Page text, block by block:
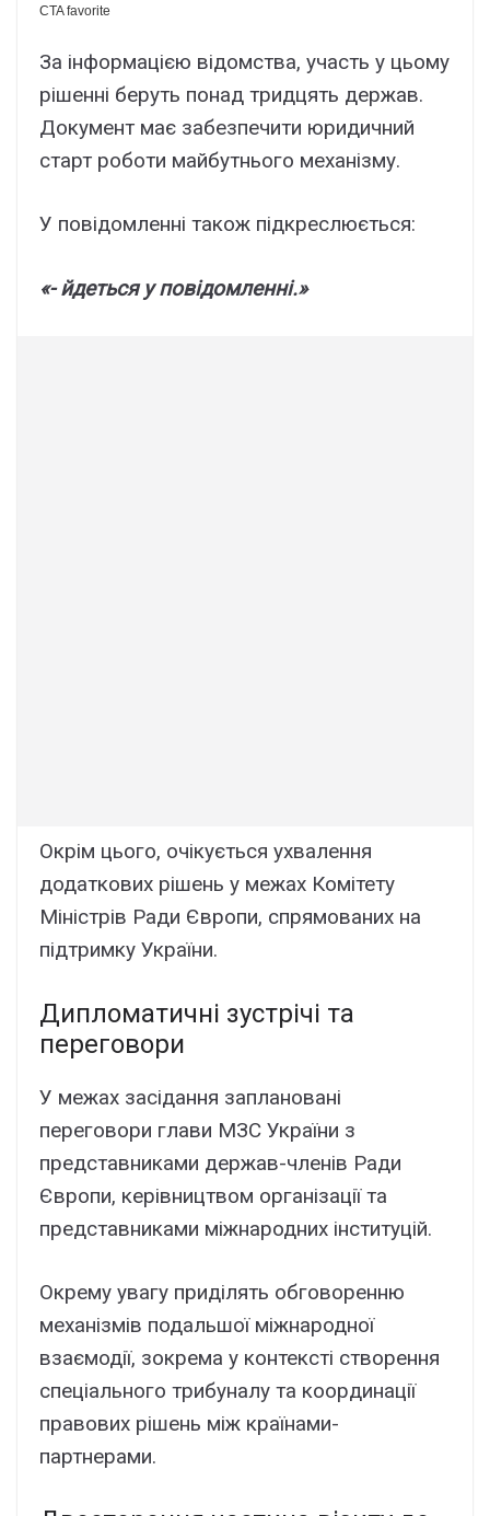
За інформацією відомства, участь у цьому
рішенні беруть понад тридцять держав.
Документ має забезпечити юридичний
старт роботи майбутнього механізму.
У повідомленні також підкреслюється:
«- йдеться у повідомленні.»
Окрім цього, очікується ухвалення
додаткових рішень у межах Комітету
Міністрів Ради Європи, спрямованих на
підтримку України.
Дипломатичні зустрічі та
переговори
У межах засідання заплановані
переговори глави МЗС України з
представниками держав-членів Ради
Європи, керівництвом організації та
представниками міжнародних інституцій.
Окрему увагу приділять обговоренню
механізмів подальшої міжнародної
взаємодії, зокрема у контексті створення
спеціального трибуналу та координації
правових рішень між країнами-
партнерами.